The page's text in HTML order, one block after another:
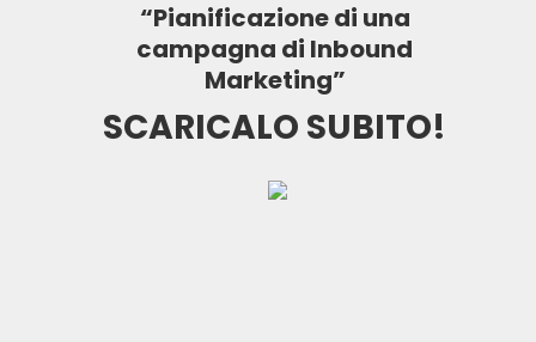
“Pianificazione di una
campagna di Inbound
Marketing”
SCARICALO SUBITO!